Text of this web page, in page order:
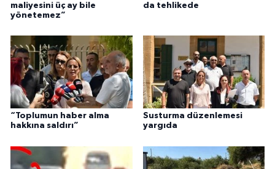
maliyesini üç ay bile
yönetemez”
da tehlikede
“Toplumun haber alma
hakkına saldırı”
Susturma düzenlemesi
yargıda